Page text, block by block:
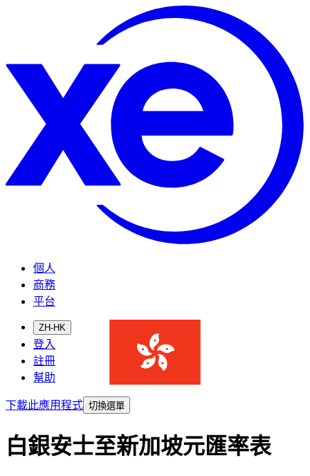
個人
商務
平台
ZH-HK
登入
註冊
幫助
下載此應用程式 切換選單
白銀安士至新加坡元匯率表